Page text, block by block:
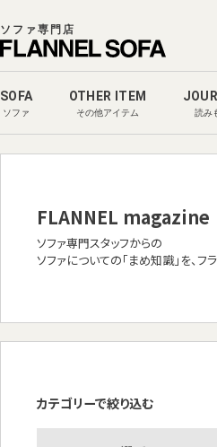
ソファ専門店
SOFA
ソファ
OTHER ITEM
その他アイテム 読み
FLANNEL magazine
ソファ専門スタッフからの
ソファについての「まめ知識」を、フ
カテゴリーで絞り込む